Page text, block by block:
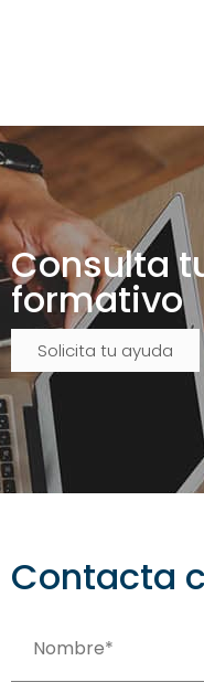
Consulta
formativo
Solicita tu ayuda
Contacta